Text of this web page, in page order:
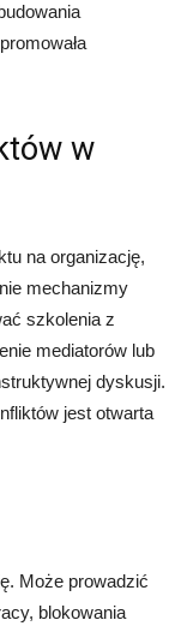
w
na organizację,
mechanizmy
szkolenia z
mediatorów lub
dyskusji.
jest otwarta
Może prowadzić
blokowania